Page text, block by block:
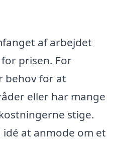
af arbejdet
prisen. For
behov for at
eller har mange
stige.
at anmode om et